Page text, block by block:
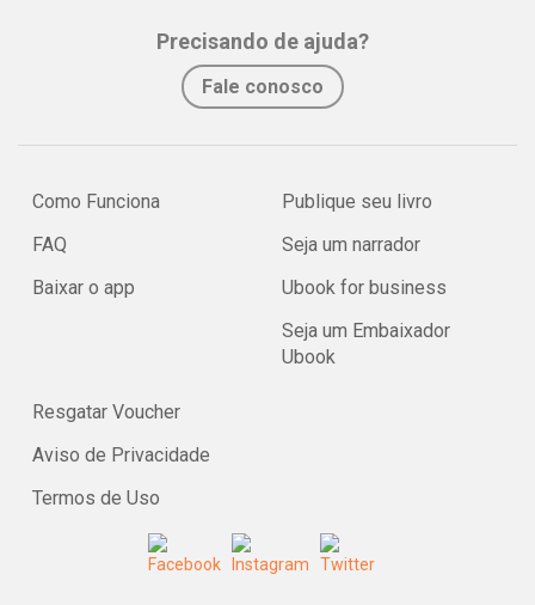
Precisando de ajuda?
Fale conosco
Como Funciona
FAQ
Baixar o app
Publique seu livro
Seja um narrador
Ubook for business
Seja um Embaixador
Ubook
Resgatar Voucher
Aviso de Privacidade
Termos de Uso